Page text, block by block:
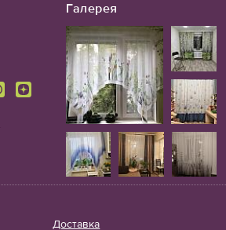
Галерея
Доставка